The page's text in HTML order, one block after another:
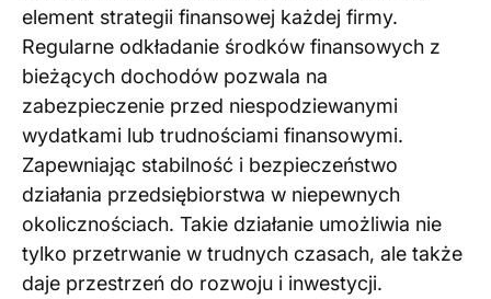
element strategii finansowej każdej firmy.
Regularne odkładanie środków finansowych z
bieżących dochodów pozwala na
zabezpieczenie przed niespodziewanymi
wydatkami lub trudnościami finansowymi.
Zapewniając stabilność i bezpieczeństwo
działania przedsiębiorstwa w niepewnych
okolicznościach. Takie działanie umożliwia nie
tylko przetrwanie w trudnych czasach, ale także
daje przestrzeń do rozwoju i inwestycji.